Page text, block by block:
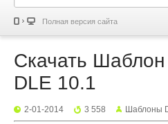
Полная версия сайта
Скачать
DLE 10.1
2-01-2014 3 558 Шаблоны